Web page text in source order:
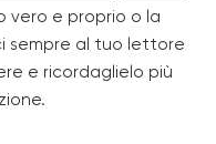
vero e proprio o la
sempre al tuo lettore
e ricordaglielo più